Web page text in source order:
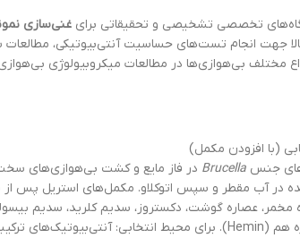
تخصصی تشخیصی و تحقیقاتی برای غنی‌سازی
جهت انجام تست‌های حساسیت آنتی‌بیوتیکی، مطالعات
مختلف بی‌هوازی‌ها در مطالعات میکروبیولوژی
(با افزودن مکمل)
جنس Brucella در فاز مایع و کشت بی‌هوازی‌های
در آب مقطر و سپس اتوکلاو. مکمل‌های استریل پس
مخمر، عصاره گوشت، دکستروز، سدیم کلرید، سدیم